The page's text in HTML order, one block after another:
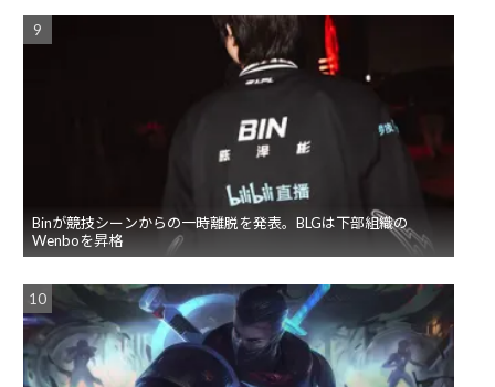
Binが競技シーンからの一時離脱を発表。BLGは下部組織の
Wenboを昇格